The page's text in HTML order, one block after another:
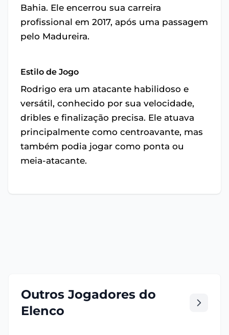
Bahia. Ele encerrou sua carreira
profissional em 2017, após uma passagem
pelo Madureira.
Estilo de Jogo
Rodrigo era um atacante habilidoso e
versátil, conhecido por sua velocidade,
dribles e finalização precisa. Ele atuava
principalmente como centroavante, mas
também podia jogar como ponta ou
meia-atacante.
Outros Jogadores do
Elenco